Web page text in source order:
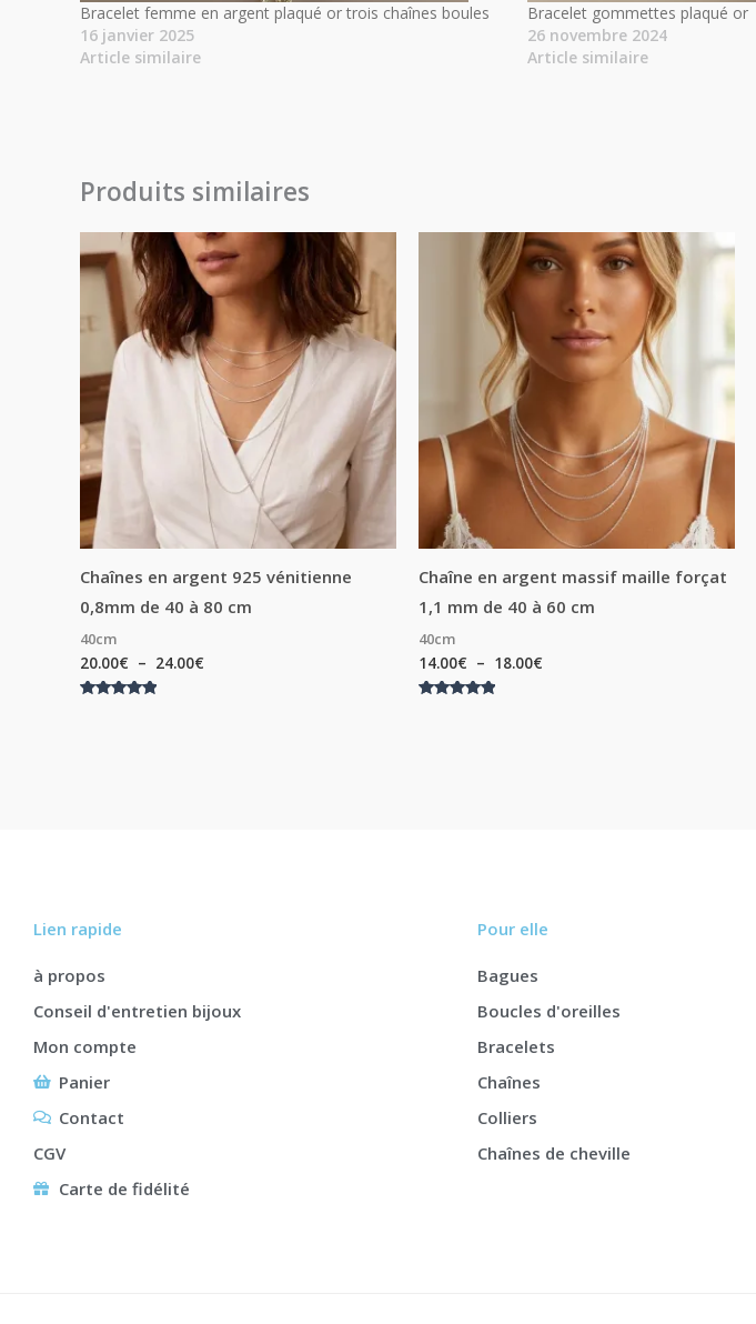
Bracelet femme en argent plaqué or trois chaînes boules
16 janvier 2025
Article similaire
Bracelet gommettes plaqué or
26 novembre 2024
Article similaire
Produits similaires
Chaînes en argent 925 vénitienne
0,8mm de 40 à 80 cm
40cm
20.00€ – 24.00€
Plage
de
prix :
20.00€
24.00€
Chaîne en argent massif maille forçat
1,1 mm de 40 à 60 cm
40cm
14.00€ – 18.00€
Plage
de
prix :
14.00€
18.00€
Lien rapide
à propos
Conseil d'entretien bijoux
Mon compte
Panier
Contact
CGV
Carte de fidélité
Pour elle
Bagues
Boucles d'oreilles
Bracelets
Chaînes
Colliers
Chaînes de cheville